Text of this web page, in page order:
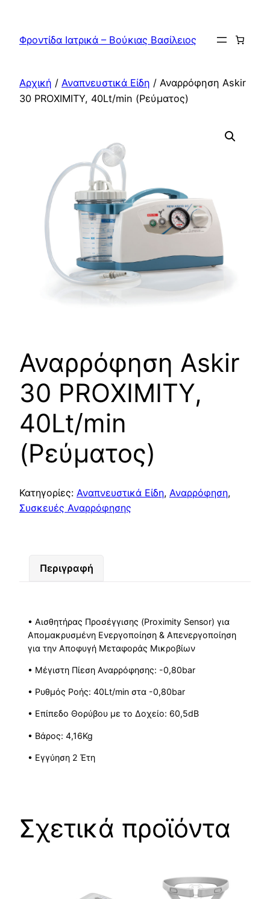
περιεχόμενο
Φροντίδα Ιατρικά – Βούκιας Βασίλειος
Αρχική / Αναπνευστικά Είδη / Αναρρόφηση Askir
30 PROXIMITY, 40Lt/min (Ρεύματος)
Αναρρόφηση Askir
30 PROXIMITY,
40Lt/min
(Ρεύματος)
Κατηγορίες: Αναπνευστικά Είδη, Αναρρόφηση,
Συσκευές Αναρρόφησης
Περιγραφή
• Αισθητήρας Προσέγγισης (Proximity Sensor) για
Απομακρυσμένη Ενεργοποίηση & Απενεργοποίηση
για την Αποφυγή Μεταφοράς Μικροβίων
• Μέγιστη Πίεση Αναρρόφησης: -0,80bar
• Ρυθμός Ροής: 40Lt/min στα -0,80bar
• Επίπεδο Θορύβου με το Δοχείο: 60,5dB
• Βάρος: 4,16Kg
• Εγγύηση 2 Έτη
Σχετικά προϊόντα